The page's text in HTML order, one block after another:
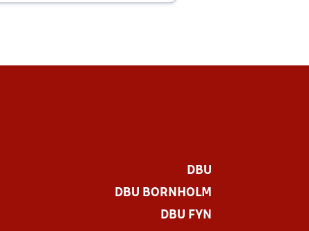
DBU
DBU BORNHOLM
DBU FYN